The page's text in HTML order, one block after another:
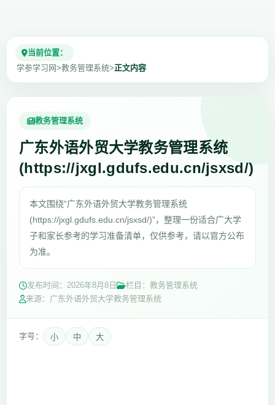
当前位置：
学参学习网>教务管理系统>正文内容
教务管理系统
广东外语外贸大学教务管理系统
(https://jxgl.gdufs.edu.cn/jsxsd/)
本文围绕“广东外语外贸大学教务管理系统
(https://jxgl.gdufs.edu.cn/jsxsd/)”，整理一份适合广大学
子和家长参考的学习准备清单，仅供参考，请以官方公布
为准。
发布时间： 2026年8月8日
栏目：教务管理系统
来源：广东外语外贸大学教务管理系统
字号： 小 中 大